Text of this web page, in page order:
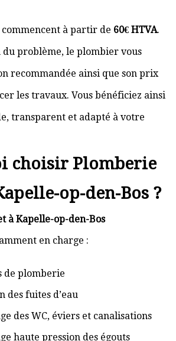
à partir de 60€ HTVA.
problème, le plombier vous
recommandée ainsi que son prix
les travaux. Vous bénéficiez ainsi
transparent et adapté à votre
choisir Plomberie
op-den-Bos ?
à Kapelle-op-den-Bos
en charge :
de plomberie
des fuites d’eau
des WC, éviers et canalisations
haute pression des égouts